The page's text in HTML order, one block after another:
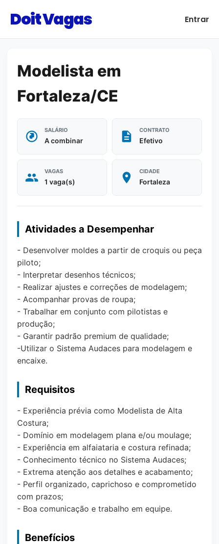
Doit Vagas Entrar
Modelista em
Fortaleza/CE
SALÁRIO
A combinar
CONTRATO
Efetivo
VAGAS
1 vaga(s)
CIDADE
Fortaleza
Atividades a Desempenhar
- Desenvolver moldes a partir de croquis ou peça
piloto;
- Interpretar desenhos técnicos;
- Realizar ajustes e correções de modelagem;
- Acompanhar provas de roupa;
- Trabalhar em conjunto com pilotistas e
produção;
- Garantir padrão premium de qualidade;
-Utilizar o Sistema Audaces para modelagem e
encaixe.
Requisitos
- Experiência prévia como Modelista de Alta
Costura;
- Domínio em modelagem plana e/ou moulage;
- Experiência em alfaiataria e costura refinada;
- Conhecimento técnico no Sistema Audaces;
- Extrema atenção aos detalhes e acabamento;
- Perfil organizado, caprichoso e comprometido
com prazos;
- Boa comunicação e trabalho em equipe.
Benefícios